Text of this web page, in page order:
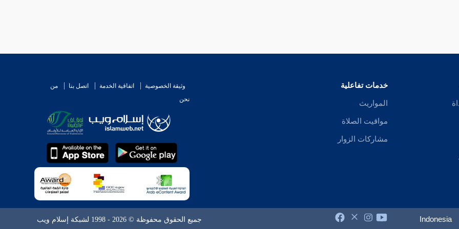
خدمات تفاعلية
المواريث
مواقيت الصلاة
مشاركات الزوار
وثيقة الخصوصية اتفاقية الخدمة اتصل بنا
من
نحن
Indonesia جميع الحقوق محفوظة © 2026 - 1998 لشبكة إسلام ويب